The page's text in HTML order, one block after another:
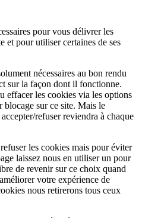
pour vous délivrer les
et pour utiliser certaines de ses
nécessaires au bon rendu
sur la façon dont il fonctionne.
effacer les cookies via les options
blocage sur ce site. Mais le
refuser reviendra à chaque
les cookies mais pour éviter
laissez nous en utiliser un pour
de revenir sur ce choix quand
votre expérience de
nous retirerons tous ceux